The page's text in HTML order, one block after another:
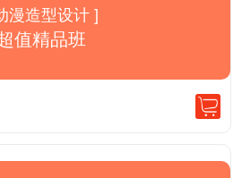
漫造型设计 ]
值精品班